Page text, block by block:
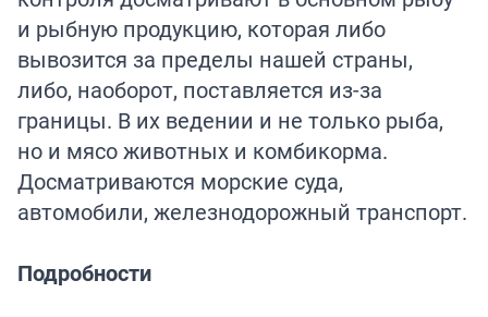
и рыбную продукцию, которая либо
вывозится за пределы нашей страны,
либо, наоборот, поставляется из-за
границы. В их ведении и не только рыба,
но и мясо животных и комбикорма.
Досматриваются морские суда,
автомобили, железнодорожный транспорт.
Подробности